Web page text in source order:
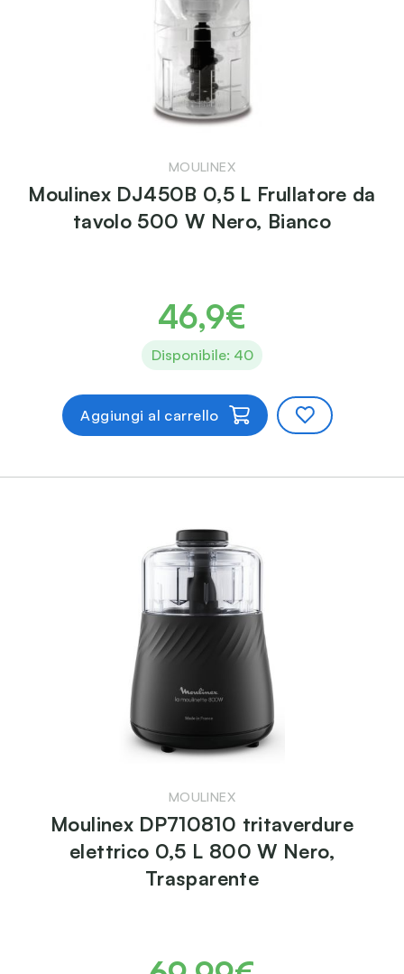
MOULINEX
Moulinex DJ450B 0,5 L Frullatore da
tavolo 500 W Nero, Bianco
46,9€
Disponibile: 40
Aggiungi al carrello
MOULINEX
Moulinex DP710810 tritaverdure
elettrico 0,5 L 800 W Nero,
Trasparente